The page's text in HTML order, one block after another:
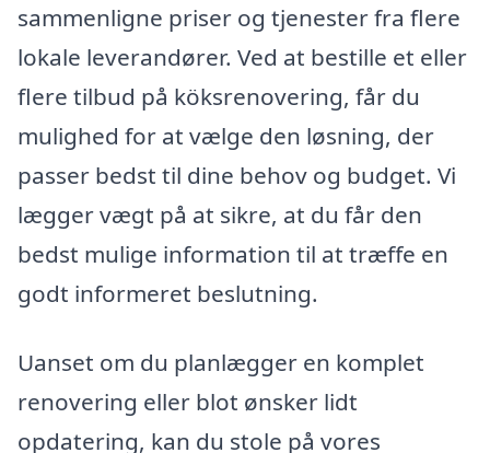
sammenligne priser og tjenester fra flere
lokale leverandører. Ved at bestille et eller
flere tilbud på köksrenovering, får du
mulighed for at vælge den løsning, der
passer bedst til dine behov og budget. Vi
lægger vægt på at sikre, at du får den
bedst mulige information til at træffe en
godt informeret beslutning.
Uanset om du planlægger en komplet
renovering eller blot ønsker lidt
opdatering, kan du stole på vores